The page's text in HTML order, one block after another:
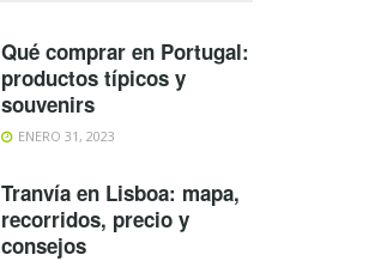
Qué comprar en Portugal:
productos típicos y
souvenirs
ENERO 31, 2023
Tranvía en Lisboa: mapa,
recorridos, precio y
consejos